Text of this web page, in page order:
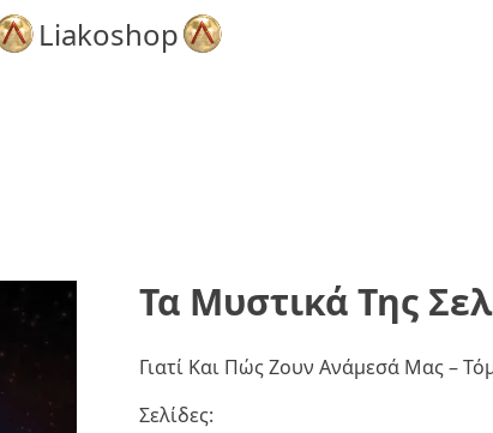
Liakoshop
Τα Μυστικά Της
Γιατί Και Πώς Ζουν Ανάμεσά Μας –
Σελίδες: